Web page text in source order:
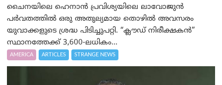
ചൈനയിലെ ഹെനാൻ പ്രവിശ്യയിലെ ലാവോജുൻ
പർവതത്തിൽ ഒരു അതുല്യമായ തൊഴിൽ അവസരം
യുവാക്കളുടെ ശ്രദ്ധ പിടിച്ചുപറ്റി. “ക്ലൗഡ് നിരീക്ഷകൻ”
സ്ഥാനത്തേക്ക് 3,600-ലധികം...
AMERICA ARTICLES STRANGE NEWS